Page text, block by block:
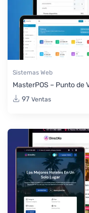
Sistemas Web
MasterPOS – Punto de
97 Ventas